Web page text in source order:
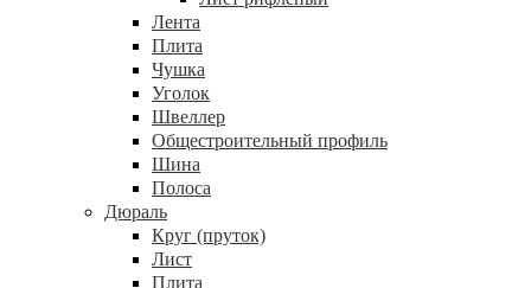
Лента
Плита
Чушка
Уголок
Швеллер
Общестроительный профиль
Шина
Полоса
Дюраль
Круг (пруток)
Лист
Плита